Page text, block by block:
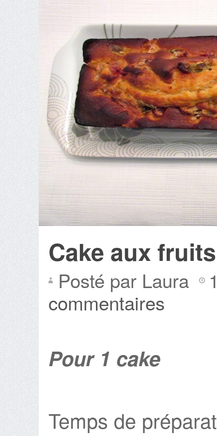
Cake aux
Posté par Laura
commentaires
Pour 1 cake
Temps de